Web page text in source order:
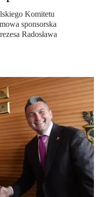
Komitetu
sponsorska
Radosława